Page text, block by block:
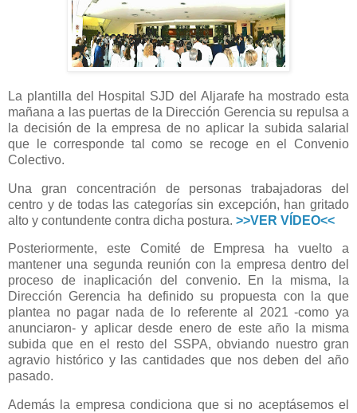
La plantilla del Hospital SJD del Aljarafe ha mostrado esta
mañana a las puertas de la Dirección Gerencia su repulsa a
la decisión de la empresa de no aplicar la subida salarial
que le corresponde tal como se recoge en el Convenio
Colectivo.
Una gran concentración de personas trabajadoras del
centro y de todas las categorías sin excepción, han gritado
alto y contundente contra dicha postura. >>VER VÍDEO<<
Posteriormente, este Comité de Empresa ha vuelto a
mantener una segunda reunión con la empresa dentro del
proceso de inaplicación del convenio. En la misma, la
Dirección Gerencia ha definido su propuesta con la que
plantea no pagar nada de lo referente al 2021 -como ya
anunciaron- y aplicar desde enero de este año la misma
subida que en el resto del SSPA, obviando nuestro gran
agravio histórico y las cantidades que nos deben del año
pasado.
Además la empresa condiciona que si no aceptásemos el